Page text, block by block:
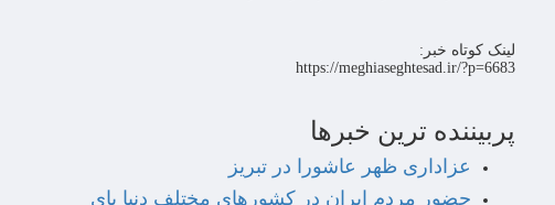
لینک کوتاه خبر:
https://meghiaseghtesad.ir/?p=6683
پربیننده ترین خبرها
عزاداری ظهر عاشورا در تبریز
حضور مردم ایران در کشورهای مختلف دنیا پای